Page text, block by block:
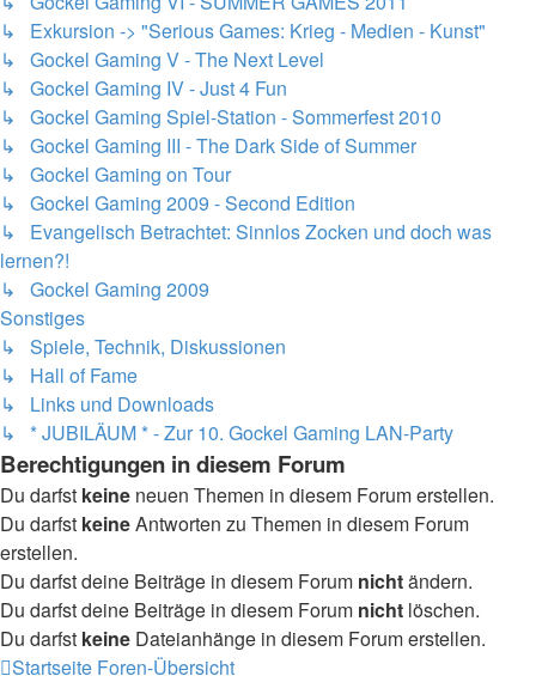
↳ Exkursion -> "Serious Games: Krieg - Medien - Kunst"
↳ Gockel Gaming V - The Next Level
↳ Gockel Gaming IV - Just 4 Fun
↳ Gockel Gaming Spiel-Station - Sommerfest 2010
↳ Gockel Gaming III - The Dark Side of Summer
↳ Gockel Gaming on Tour
↳ Gockel Gaming 2009 - Second Edition
↳ Evangelisch Betrachtet: Sinnlos Zocken und doch was
lernen?!
↳ Gockel Gaming 2009
Sonstiges
↳ Spiele, Technik, Diskussionen
↳ Hall of Fame
↳ Links und Downloads
↳ * JUBILÄUM * - Zur 10. Gockel Gaming LAN-Party
Berechtigungen in diesem Forum
Du darfst keine neuen Themen in diesem Forum erstellen.
Du darfst keineAntworten zu Themen in diesem Forum
erstellen.
Du darfst deine Beiträge in diesem Forum nichtändern.
Du darfst deine Beiträge in diesem Forum nicht löschen.
Du darfst keine Dateianhänge in diesem Forum erstellen.
Startseite Foren-Übersicht